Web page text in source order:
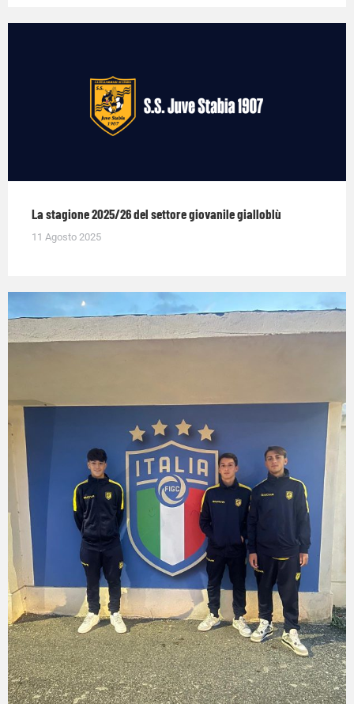
La stagione 2025/26 del settore giovanile gialloblù
11 Agosto 2025